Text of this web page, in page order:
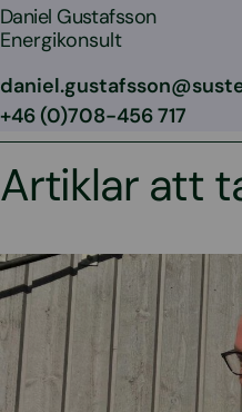
Daniel Gustafsson
Energikonsult
+46 (0)708-456 717
Artiklar att